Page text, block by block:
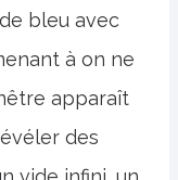
bleu avec
à on ne
apparaît
des